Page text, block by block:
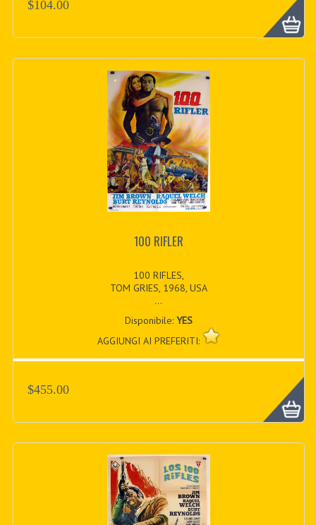
$104.00
100 RIFLER
100 RIFLES,
TOM GRIES, 1968, USA
...
Disponibile: YES
AGGIUNGI AI PREFERITI:
$455.00